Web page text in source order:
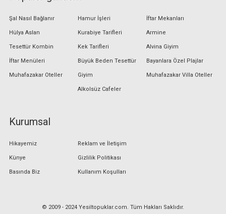
Şal Nasıl Bağlanır
Hülya Aslan
Tesettür Kombin
İftar Menüleri
Muhafazakar Oteller
Hamur İşleri
Kurabiye Tarifleri
Kek Tarifleri
Büyük Beden Tesettür
Giyim
Alkolsüz Cafeler
İftar Mekanları
Armine
Alvina Giyim
Bayanlara Özel Plajlar
Muhafazakar Villa Oteller
Kurumsal
Hikayemiz
Künye
Basında Biz
Reklam ve İletişim
Gizlilik Politikası
Kullanım Koşulları
© 2009 - 2024 Yesiltopuklar.com. Tüm Hakları Saklıdır.